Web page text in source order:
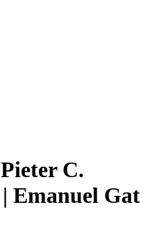
C.
Emanuel Gat